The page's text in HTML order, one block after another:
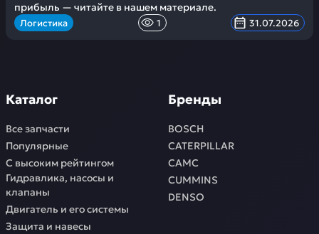
прибыль — читайте в нашем материале.
Логистика 1 31.07.2026
Каталог
Все запчасти
Популярные
С высоким рейтингом
Гидравлика, насосы и
клапаны
Двигатель и его системы
Защита и навесы
Бренды
BOSCH
CATERPILLAR
CAMC
CUMMINS
DENSO